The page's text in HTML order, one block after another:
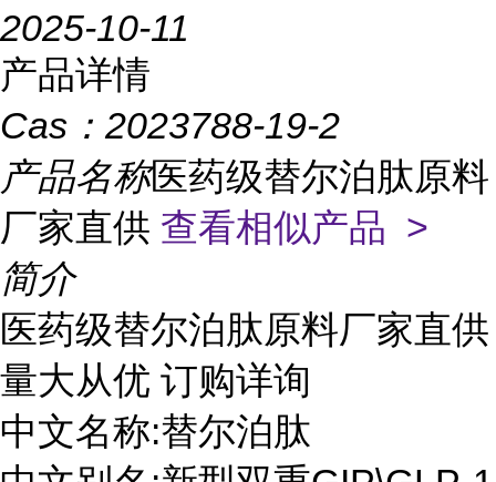
2025-10-11
产品详情
Cas： 2023788-19-2
产品名称医药级替尔泊肽原料
厂家直供 查看相似产品 >
简介
医药级替尔泊肽原料厂家直供
量大从优 订购详询
中文名称:替尔泊肽